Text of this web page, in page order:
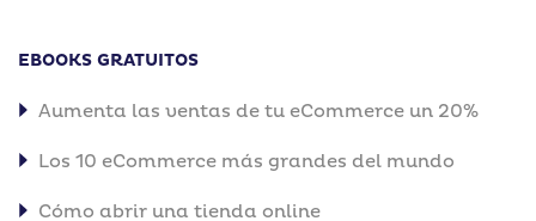
EBOOKS GRATUITOS
Aumenta las ventas de tu eCommerce un 20%
Los 10 eCommerce más grandes del mundo
Cómo abrir una tienda online